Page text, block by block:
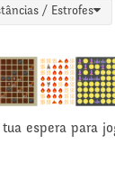
/ Estrofes
tua espera para